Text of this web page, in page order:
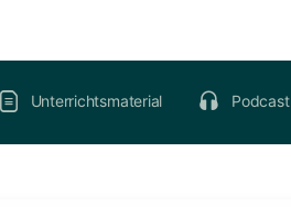
Unterrichtsmaterial Podcast